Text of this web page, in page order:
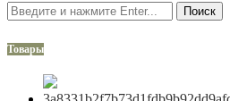
Поиск
Товары